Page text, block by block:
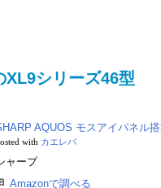
シリーズ46型
AQUOS モスアイパネル
with カエレバ
ャープ
Amazonで調べる